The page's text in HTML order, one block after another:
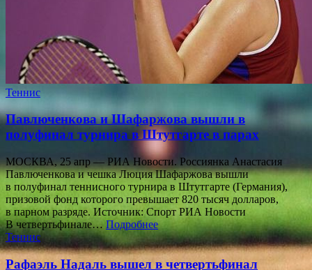
Теннис
Павлюченкова и Шафаржова вышли в
полуфинал турнира в Штутгарте в парах
МОСКВА, 25 апр — РИА Новости. Россиянка Анастасия
Павлюченкова и чешка Люция Шафаржова вышли
в полуфинал теннисного турнира в Штутгарте (Германия),
призовой фонд которого превышает 820 тысяч долларов,
в парном разряде. Источник: Спорт РИА Новости
В четвертьфинале…Подробнее
Теннис
Рафаэль Надаль вышел в четвертьфинал